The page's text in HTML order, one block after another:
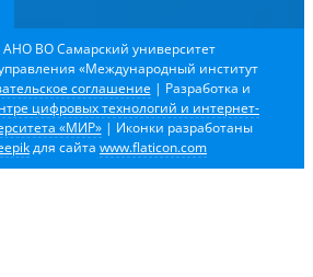
ВО Самарский университет
«Международный институт
соглашение | Разработка и
цифровых технологий и интернет-
«МИР»| Иконки разработаны
для сайта www.flaticon.com